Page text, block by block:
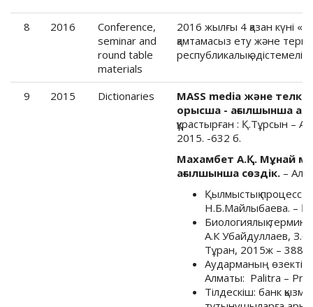
8 2016
Conference,
seminar and
round table
materials
2016 жылғы 4 қазан күні
қамтамасыз ету және
республикалық
9 2015 Dictionaries
МАSS media және
орысша - ағылшынша
құрастырған : Қ.Тұрсын –
2015. -632 б.
Махамбет А.Қ. Мұнай
ағылшынша сөздік. –
Қылмыстық процесс
Н.Б.Майлыбаева. –
Биологиялық
А.К Убайдуллаев,
Тұран, 2015ж – 388б.
Аударманың өзекті
Алматы: Palitra –
Тілдескіш: банк